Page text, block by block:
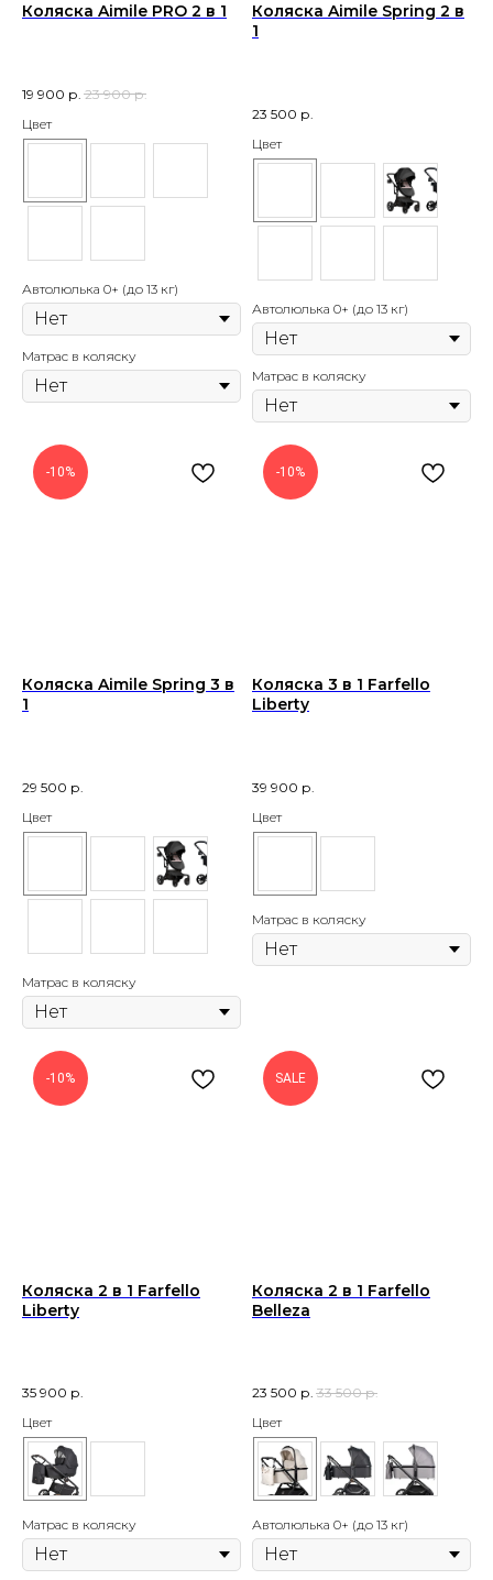
Коляска Aimile PRO 2 в 1
19 900 р. 23 900 р.
Цвет
Автолюлька 0+ (до 13 кг)
Матрас в коляску
Коляска Aimile Spring 2 в
1
23 500 р.
Цвет
Автолюлька 0+ (до 13 кг)
Матрас в коляску
-10%
Коляска Aimile Spring 3 в
1
29 500 р.
Цвет
Матрас в коляску
-10%
Коляска 3 в 1 Farfello
Liberty
39 900 р.
Цвет
Матрас в коляску
-10%
Коляска 2 в 1 Farfello
Liberty
35 900 р.
Цвет
Матрас в коляску
SALE
Коляска 2 в 1 Farfello
Belleza
23 500 р. 33 500 р.
Цвет
Автолюлька 0+ (до 13 кг)